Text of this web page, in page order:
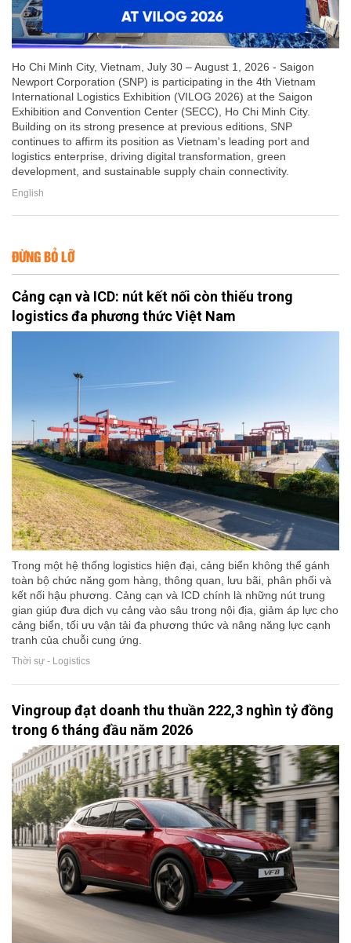
Ho Chi Minh City, Vietnam, July 30 – August 1, 2026 - Saigon
Newport Corporation (SNP) is participating in the 4th Vietnam
International Logistics Exhibition (VILOG 2026) at the Saigon
Exhibition and Convention Center (SECC), Ho Chi Minh City.
Building on its strong presence at previous editions, SNP
continues to affirm its position as Vietnam's leading port and
logistics enterprise, driving digital transformation, green
development, and sustainable supply chain connectivity.
English
ĐỪNG BỎ LỠ
Cảng cạn và ICD: nút kết nối còn thiếu trong
logistics đa phương thức Việt Nam
Trong một hệ thống logistics hiện đại, cảng biển không thể gánh
toàn bộ chức năng gom hàng, thông quan, lưu bãi, phân phối và
kết nối hậu phương. Cảng cạn và ICD chính là những nút trung
gian giúp đưa dịch vụ cảng vào sâu trong nội địa, giảm áp lực cho
cảng biển, tối ưu vận tải đa phương thức và nâng năng lực cạnh
tranh của chuỗi cung ứng.
Thời sự - Logistics
Vingroup đạt doanh thu thuần 222,3 nghìn tỷ đồng
trong 6 tháng đầu năm 2026